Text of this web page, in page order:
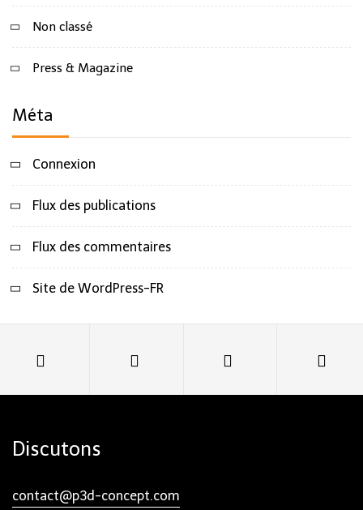
Non classé
Press & Magazine
Méta
Connexion
Flux des publications
Flux des commentaires
Site de WordPress-FR
Discutons
contact@p3d-concept.com